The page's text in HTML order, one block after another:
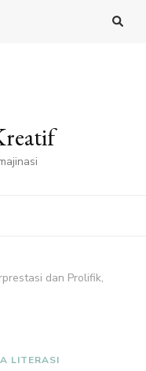
dan Prolifik,
LITERASI